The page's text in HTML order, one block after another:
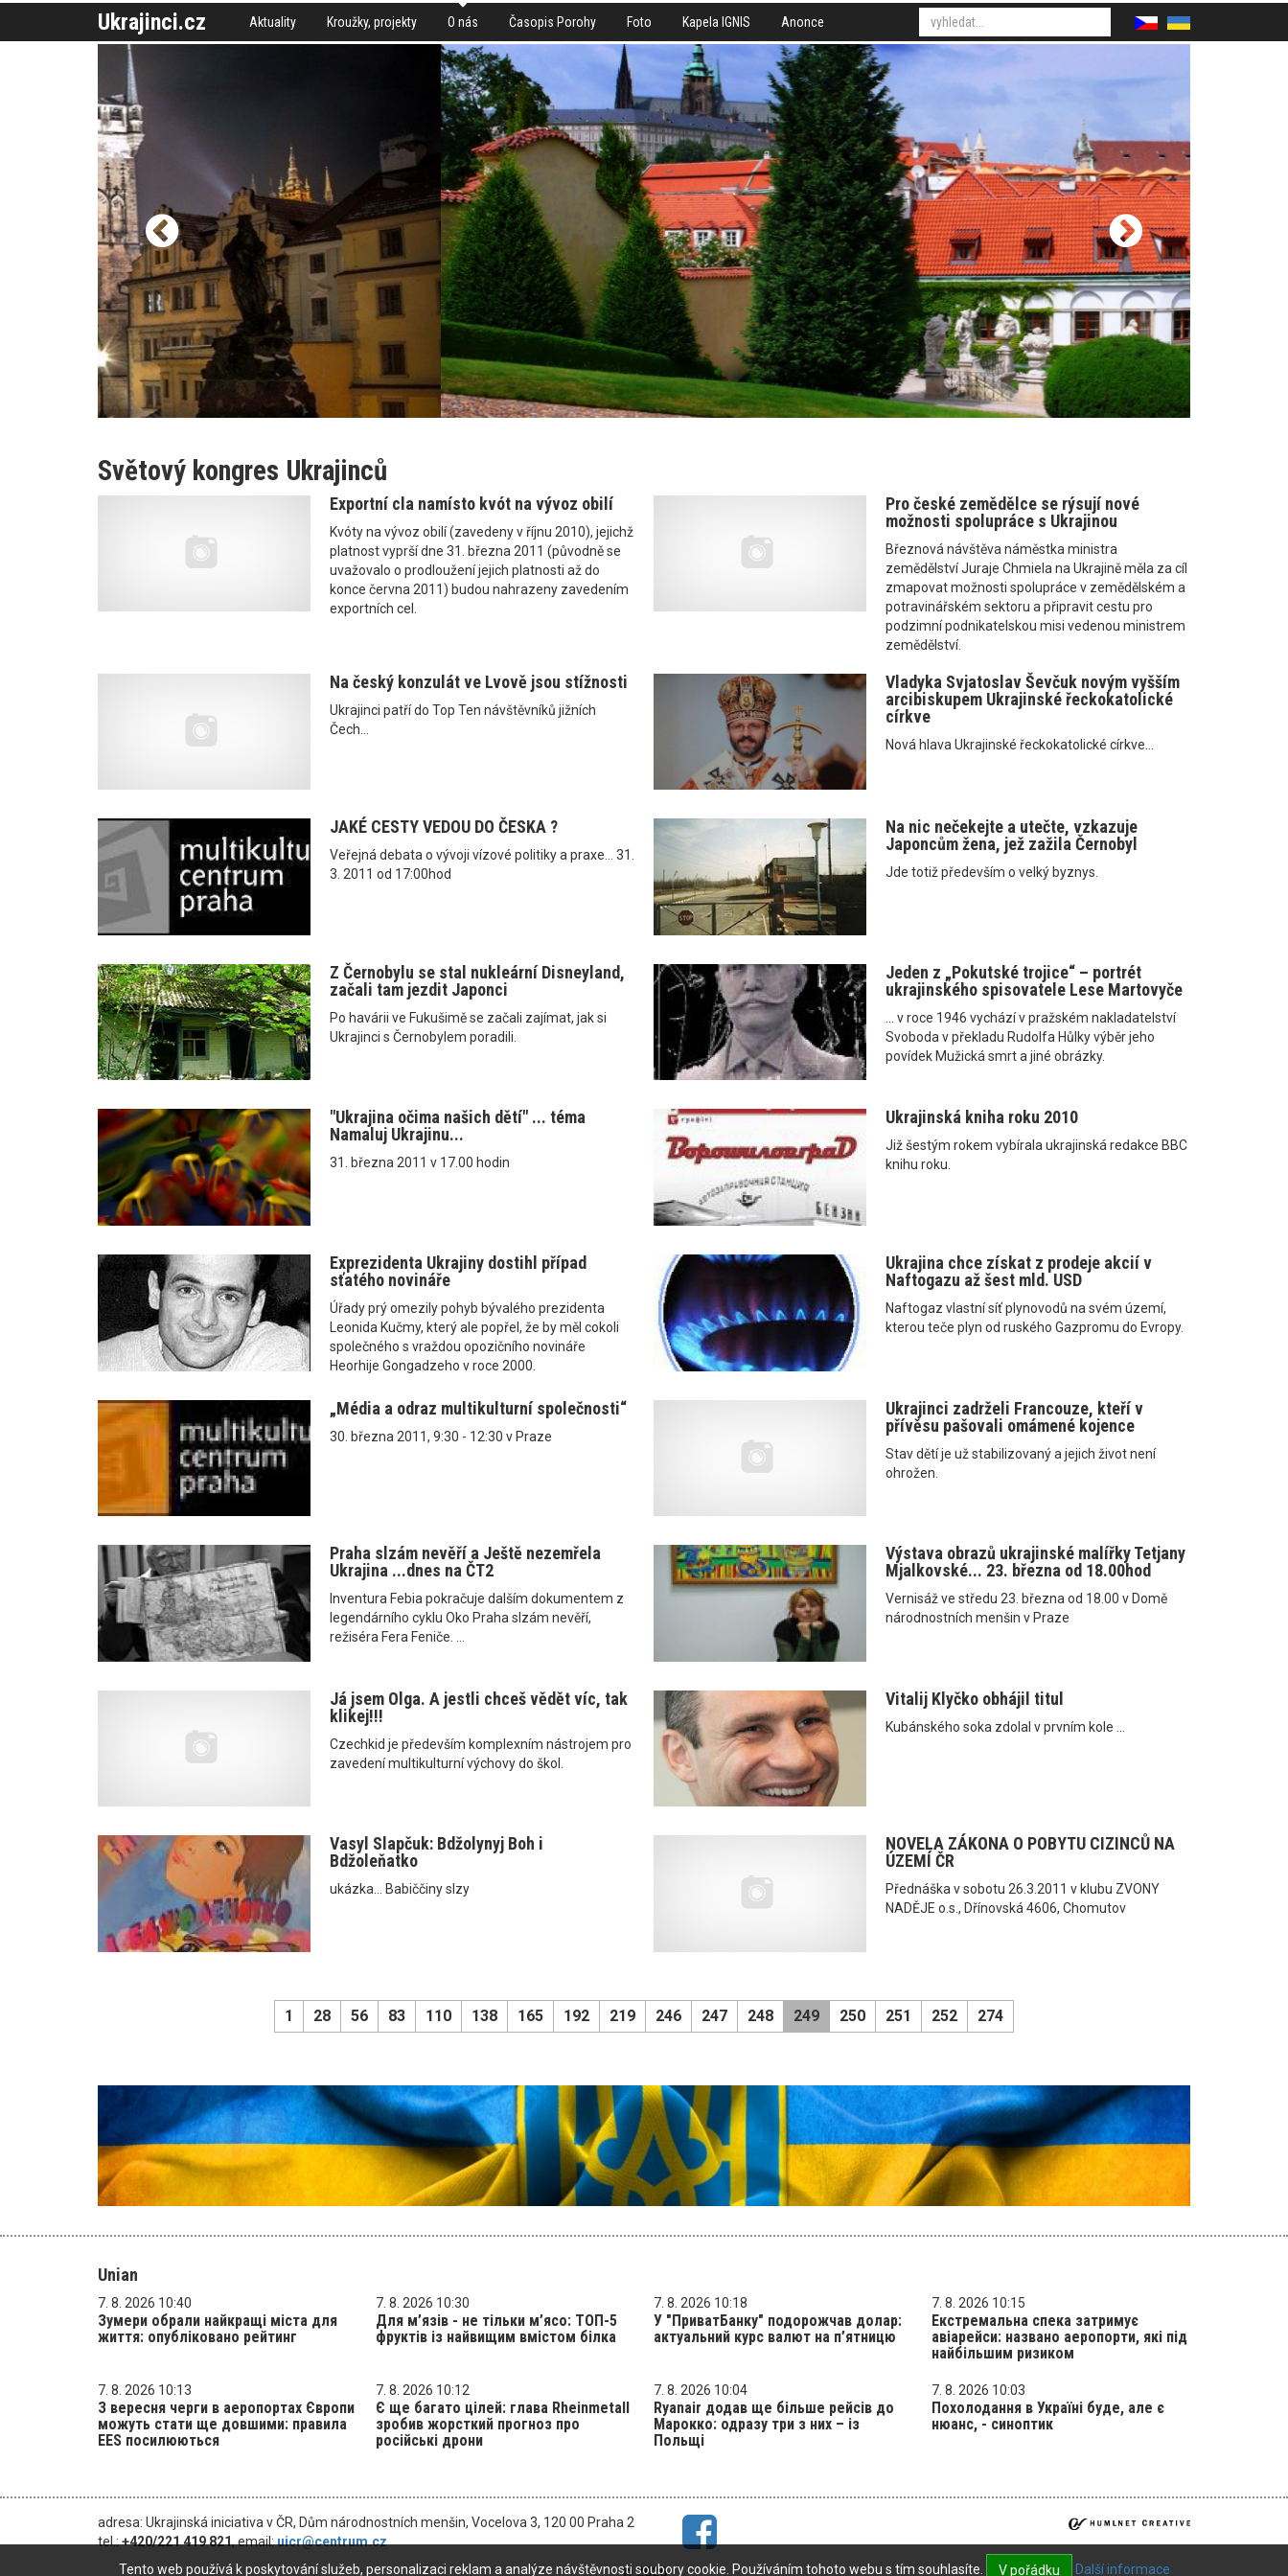
Ukrajinci.cz Aktuality Kroužky, projekty O nás Časopis Porohy Foto Kapela IGNIS Anonce
Světový kongres Ukrajinců
Exportní cla namísto kvót na vývoz obilí
Kvóty na vývoz obilí (zavedeny v říjnu 2010), jejichž
platnost vyprší dne 31. března 2011 (původně se
uvažovalo o prodloužení jejich platnosti až do
konce června 2011) budou nahrazeny zavedením
exportních cel.
Pro české zemědělce se rýsují nové
možnosti spolupráce s Ukrajinou
Březnová návštěva náměstka ministra
zemědělství Juraje Chmiela na Ukrajině měla za cíl
zmapovat možnosti spolupráce v zemědělském a
potravinářském sektoru a připravit cestu pro
podzimní podnikatelskou misi vedenou ministrem
zemědělství.
Na český konzulát ve Lvově jsou stížnosti
Ukrajinci patří do Top Ten návštěvníků jižních
Čech...
Vladyka Svjatoslav Ševčuk novým vyšším
arcibiskupem Ukrajinské řeckokatolické
církve
Nová hlava Ukrajinské řeckokatolické církve...
JAKÉ CESTY VEDOU DO ČESKA ?
Veřejná debata o vývoji vízové politiky a praxe... 31.
3. 2011 od 17:00hod
Na nic nečekejte a utečte, vzkazuje
Japoncům žena, jež zažila Černobyl
Jde totiž především o velký byznys.
Z Černobylu se stal nukleární Disneyland,
začali tam jezdit Japonci
Po havárii ve Fukušimě se začali zajímat, jak si
Ukrajinci s Černobylem poradili.
Jeden z „Pokutské trojice“ – portrét
ukrajinského spisovatele Lese Martovyče
... v roce 1946 vychází v pražském nakladatelství
Svoboda v překladu Rudolfa Hůlky výběr jeho
povídek Mužická smrt a jiné obrázky.
"Ukrajina očima našich dětí" ... téma
Namaluj Ukrajinu...
31. března 2011 v 17.00 hodin
Ukrajinská kniha roku 2010
Již šestým rokem vybírala ukrajinská redakce BBC
knihu roku.
Exprezidenta Ukrajiny dostihl případ
sťatého novináře
Úřady prý omezily pohyb bývalého prezidenta
Leonida Kučmy, který ale popřel, že by měl cokoli
společného s vraždou opozičního novináře
Heorhije Gongadzeho v roce 2000.
Ukrajina chce získat z prodeje akcií v
Naftogazu až šest mld. USD
Naftogaz vlastní síť plynovodů na svém území,
kterou teče plyn od ruského Gazpromu do Evropy.
„Média a odraz multikulturní společnosti“
30. března 2011, 9:30 - 12:30 v Praze
Ukrajinci zadrželi Francouze, kteří v
přívěsu pašovali omámené kojence
Stav dětí je už stabilizovaný a jejich život není
ohrožen.
Praha slzám nevěří a Ještě nezemřela
Ukrajina ...dnes na ČT2
Inventura Febia pokračuje dalším dokumentem z
legendárního cyklu Oko Praha slzám nevěří,
režiséra Fera Feniče. ...
Výstava obrazů ukrajinské malířky Tetjany
Mjalkovské... 23. března od 18.00hod
Vernisáž ve středu 23. března od 18.00 v Domě
národnostních menšin v Praze
Já jsem Olga. A jestli chceš vědět víc, tak
klikej!!!
Czechkid je především komplexním nástrojem pro
zavedení multikulturní výchovy do škol.
Vitalij Klyčko obhájil titul
Kubánského soka zdolal v prvním kole ...
Vasyl Slapčuk: Bdžolynyj Boh i
Bdžoleňatko
ukázka... Babiččiny slzy
NOVELA ZÁKONA O POBYTU CIZINCŮ NA
ÚZEMÍ ČR
Přednáška v sobotu 26.3.2011 v klubu ZVONY
NADĚJE o.s., Dřínovská 4606, Chomutov
1 28 56 83 110 138 165 192 219 246 247 248 249 250 251 252 274
Unian
7. 8. 2026 10:40
Зумери обрали найкращі міста для
життя: опубліковано рейтинг
7. 8. 2026 10:30
Для м’язів - не тільки м’ясо: ТОП-5
фруктів із найвищим вмістом білка
7. 8. 2026 10:18
У "ПриватБанку" подорожчав долар:
актуальний курс валют на п’ятницю
7. 8. 2026 10:15
Екстремальна спека затримує
авіарейси: названо аеропорти, які під
найбільшим ризиком
7. 8. 2026 10:13
З вересня черги в аеропортах Європи
можуть стати ще довшими: правила
EES посилюються
7. 8. 2026 10:12
Є ще багато цілей: глава Rheinmetall
зробив жорсткий прогноз про
російські дрони
7. 8. 2026 10:04
Ryanair додав ще більше рейсів до
Марокко: одразу три з них – із
Польщі
7. 8. 2026 10:03
Похолодання в Україні буде, але є
нюанс, - синоптик
adresa: Ukrajinská iniciativa v ČR, Dům národnostních menšin, Vocelova 3, 120 00 Praha 2
tel.:+420/221 419 821, email:uicr@centrum.cz
© 2026
Tento web používá k poskytování služeb, personalizaci reklam a analýze návštěvnosti soubory cookie. Používáním tohoto webu s tím souhlasíte. V pořádku Další informace